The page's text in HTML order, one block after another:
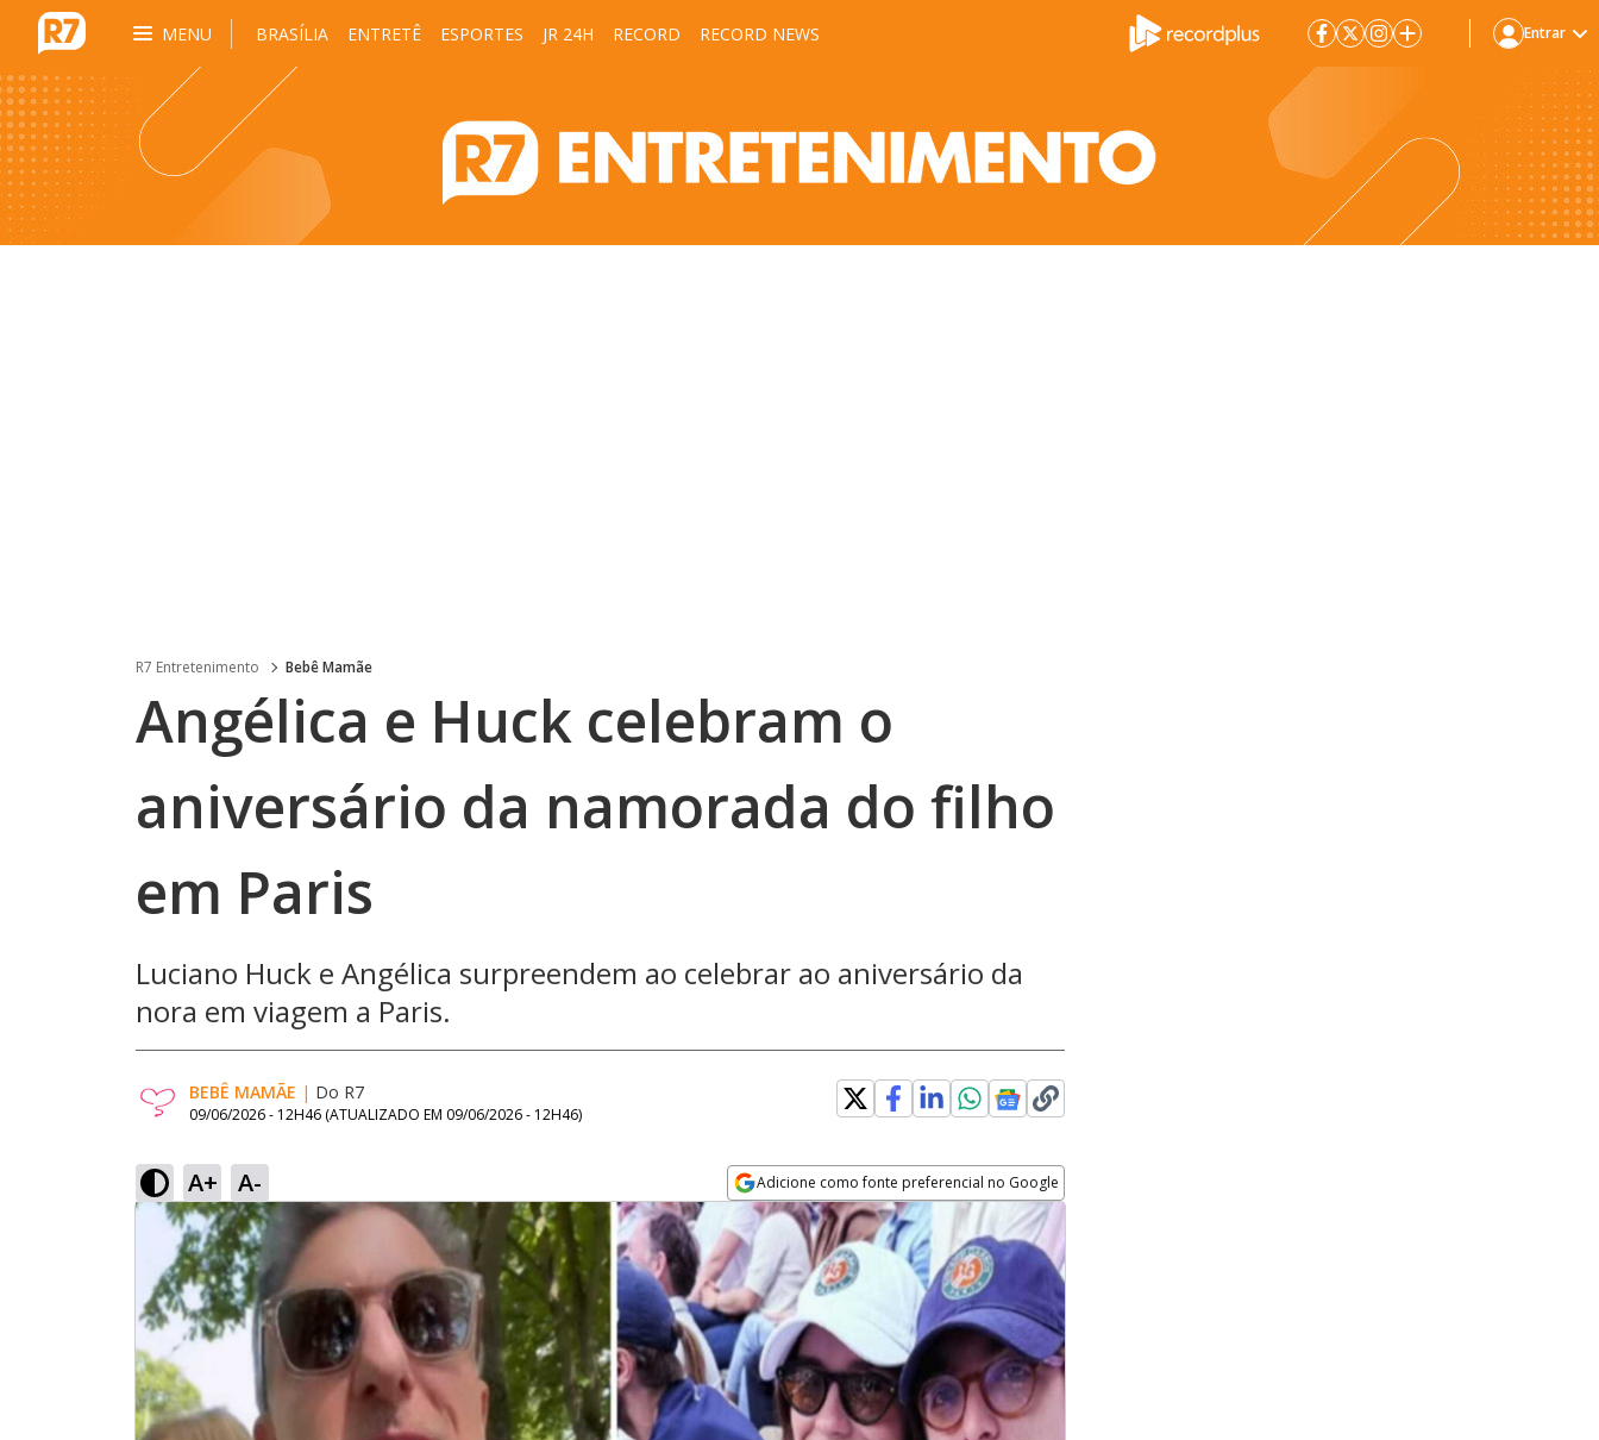
MENU BRASÍLIA ENTRETÊ ESPORTES JR 24H RECORD RECORD NEWS Entrar
R7 Entretenimento Bebê Mamãe
Angélica e Huck celebram o
aniversário da namorada do filho
em Paris
Luciano Huck e Angélica surpreendem ao celebrar ao aniversário da
nora em viagem a Paris.
BEBÊ MAMÃE | Do R7
09/06/2026 - 12H46 (ATUALIZADO EM 09/06/2026 - 12H46)
A+ A- Adicione como fonte preferencial no Google
Opens in new window